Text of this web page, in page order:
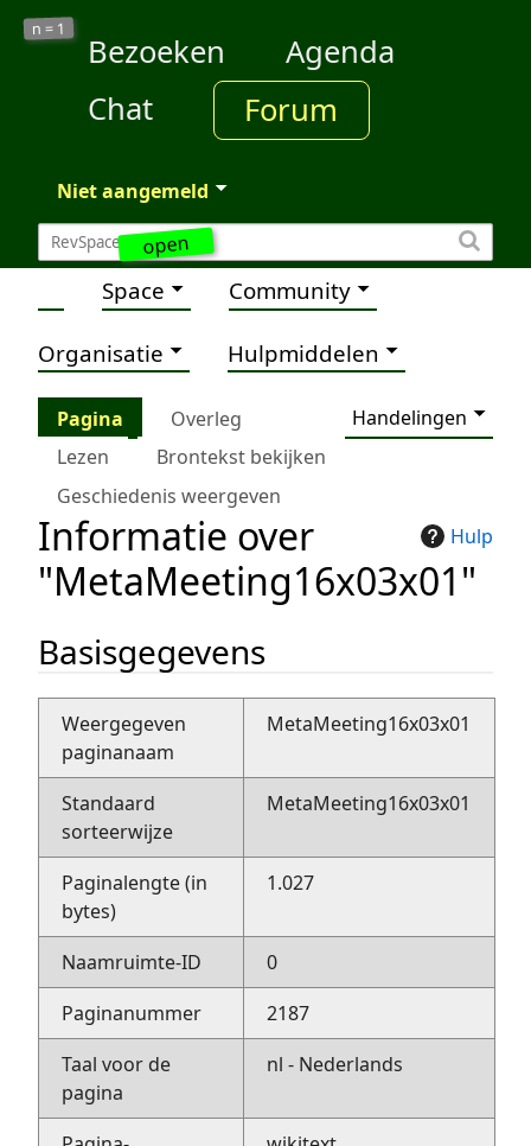
open
n = 1
Bezoeken
Agenda
Chat
Forum
Niet aangemeld
Space Community
Organisatie Hulpmiddelen
Pagina Overleg
Handelingen
Lezen
Brontekst bekijken
Geschiedenis weergeven
Hulp
Informatie over
"MetaMeeting16x03x01"
Basisgegevens
Weergegeven
paginanaam
MetaMeeting16x03x01
Standaard
sorteerwijze
MetaMeeting16x03x01
Paginalengte (in
bytes)
1.027
Naamruimte-ID
0
Paginanummer
2187
Taal voor de
pagina
nl - Nederlands